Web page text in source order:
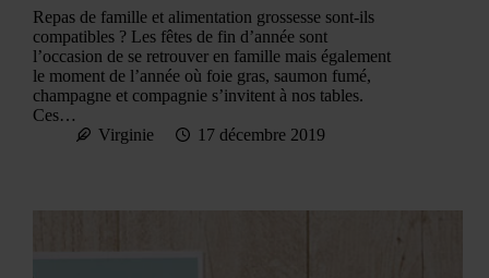
Repas de famille et alimentation grossesse sont-ils
compatibles ? Les fêtes de fin d’année sont
l’occasion de se retrouver en famille mais également
le moment de l’année où foie gras, saumon fumé,
champagne et compagnie s’invitent à nos tables.
Ces…
Virginie
17 décembre 2019